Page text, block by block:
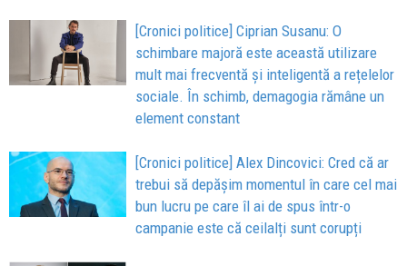
[Cronici politice] Ciprian Susanu: O
schimbare majoră este această utilizare
mult mai frecventă și inteligentă a rețelelor
sociale. În schimb, demagogia rămâne un
element constant
[Cronici politice] Alex Dincovici: Cred că ar
trebui să depășim momentul în care cel mai
bun lucru pe care îl ai de spus într-o
campanie este că ceilalți sunt corupți